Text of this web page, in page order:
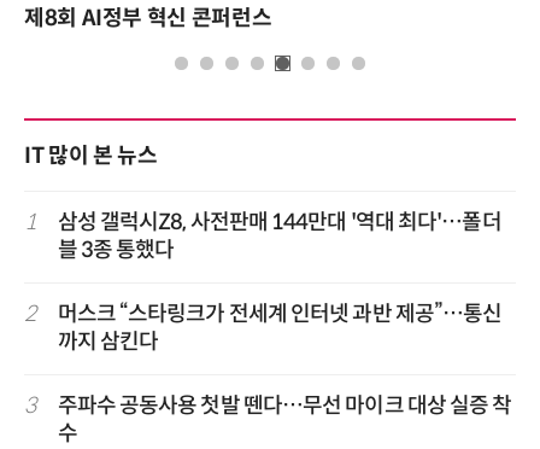
제8회 AI정부 혁신 콘퍼런스
IT 많이 본 뉴스
1
삼성 갤럭시Z8, 사전판매 144만대 '역대 최다'…폴더
블 3종 통했다
2
머스크 “스타링크가 전세계 인터넷 과반 제공”…통신
까지 삼킨다
3
주파수 공동사용 첫발 뗀다…무선 마이크 대상 실증 착
수